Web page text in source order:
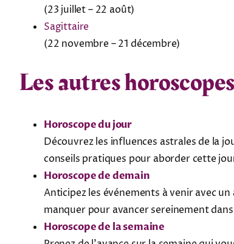
(23 juillet – 22 août)
Sagittaire
(22 novembre – 21 décembre)
Les autres
Horoscope du jour
Découvrez les influences astrales de la
conseils pratiques pour aborder cette
Horoscope de demain
Anticipez les événements à venir avec
manquer pour avancer sereinement
Horoscope de la semaine